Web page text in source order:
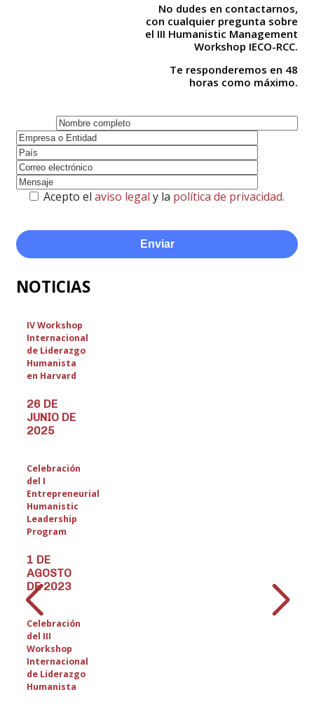
No dudes en contactarnos,
con cualquier pregunta sobre
el III Humanistic Management
Workshop IECO-RCC.
Te responderemos en 48
horas como máximo.
Acepto el aviso legal y la política de privacidad.
NOTICIAS
IV Workshop
Internacional
de Liderazgo
Humanista
en Harvard
26 DE
JUNIO DE
2025
Celebración
del I
Entrepreneurial
Humanistic
Leadership
Program
1 DE
AGOSTO
DE 2023
Celebración
del III
Workshop
Internacional
de Liderazgo
Humanista